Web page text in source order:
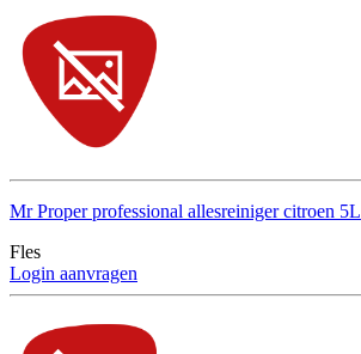
Mr Proper professional allesreiniger citroen 5L
Fles
Login aanvragen